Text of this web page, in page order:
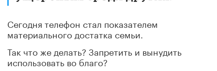
Сегодня телефон стал показателем
материального достатка семьи.
Так что же делать? Запретить и вынудить
использовать во благо?